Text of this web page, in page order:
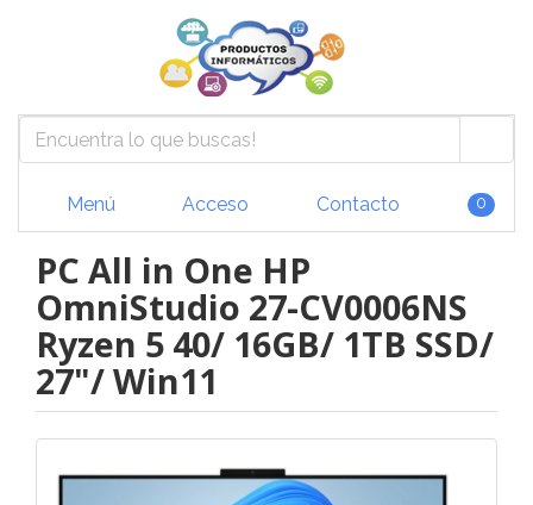
Menú Acceso Contacto 0
PC All in One HP
OmniStudio 27-CV0006NS
Ryzen 5 40/ 16GB/ 1TB SSD/
27"/ Win11